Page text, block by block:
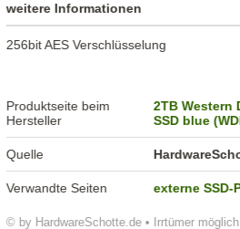
© by HardwareSchotte.de • Irrtümer
weitere Informationen
256bit AES Verschlüsselung
Produktseite beim
Hersteller
2TB Western
SSD blue
Quelle
Verwandte Seiten externe SSD-